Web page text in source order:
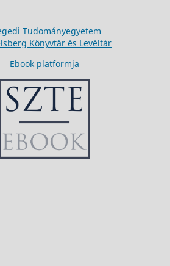
Tudományegyetem
Könyvtár és Levéltár
Ebook platformja